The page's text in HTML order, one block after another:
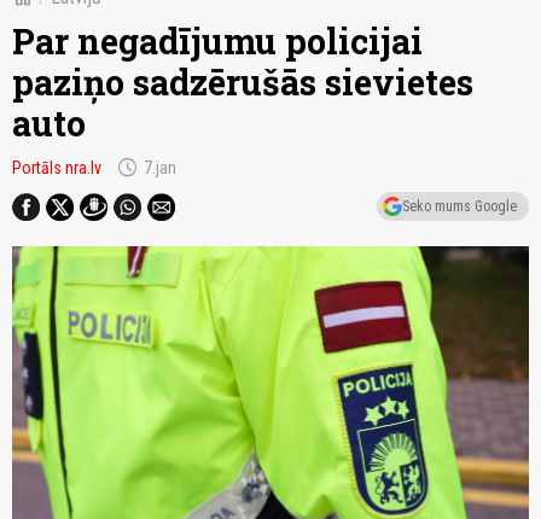
Par negadījumu policijai
paziņo sadzērušās sievietes
auto
Portāls nra.lv schedule 7.jan
Seko mums Google